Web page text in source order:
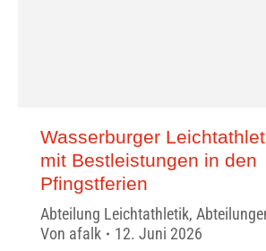
Wasserburger
mit Bestleistungen in den
Pfingstferien
Abteilung Leichtathletik,
Von afalk
12. Juni 2026